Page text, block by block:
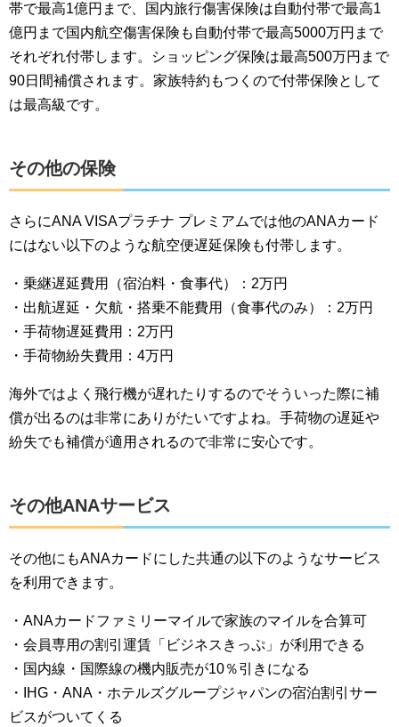
帯で最高1億円まで、国内旅行傷害保険は自動付帯で最高1
億円まで国内航空傷害保険も自動付帯で最高5000万円まで
それぞれ付帯します。ショッピング保険は最高500万円まで
90日間補償されます。家族特約もつくので付帯保険として
は最高級です。
その他の保険
さらにANA VISAプラチナ プレミアムでは他のANAカード
にはない以下のような航空便遅延保険も付帯します。
・乗継遅延費用（宿泊料・食事代）：2万円
・出航遅延・欠航・搭乗不能費用（食事代のみ）：2万円
・手荷物遅延費用：2万円
・手荷物紛失費用：4万円
海外ではよく飛行機が遅れたりするのでそういった際に補
償が出るのは非常にありがたいですよね。手荷物の遅延や
紛失でも補償が適用されるので非常に安心です。
その他ANAサービス
その他にもANAカードにした共通の以下のようなサービス
を利用できます。
・ANAカードファミリーマイルで家族のマイルを合算可
・会員専用の割引運賃「ビジネスきっぷ」が利用できる
・国内線・国際線の機内販売が10％引きになる
・IHG・ANA・ホテルズグループジャパンの宿泊割引サー
ビスがついてくる